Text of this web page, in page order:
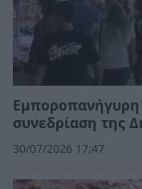
συνεδρίαση της
30/07/2026 17:47